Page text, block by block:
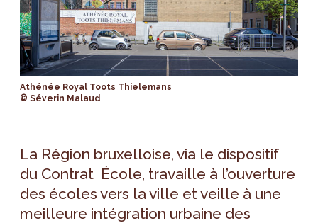
Athénée Royal Toots Thielemans
© Séverin Malaud
La Région bruxelloise, via le dispositif
du Contrat École, travaille à l’ouverture
des écoles vers la ville et veille à une
meilleure intégration urbaine des